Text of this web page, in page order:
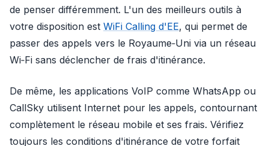
de penser différemment. L'un des meilleurs outils à
votre disposition est WiFi Calling d'EE, qui permet de
passer des appels vers le Royaume‑Uni via un réseau
Wi‑Fi sans déclencher de frais d'itinérance.
De même, les applications VoIP comme WhatsApp ou
CallSky utilisent Internet pour les appels, contournant
complètement le réseau mobile et ses frais. Vérifiez
toujours les conditions d'itinérance de votre forfait